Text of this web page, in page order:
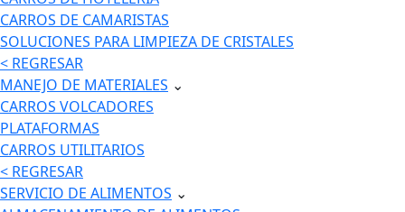
CARROS DE CAMARISTAS
SOLUCIONES PARA LIMPIEZA DE CRISTALES
< REGRESAR
MANEJO DE MATERIALES ⌄
CARROS VOLCADORES
PLATAFORMAS
CARROS UTILITARIOS
< REGRESAR
SERVICIO DE ALIMENTOS ⌄